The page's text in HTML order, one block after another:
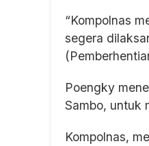
“Kompolnas
segera
Poengky
Sambo, untuk
Kompolnas,